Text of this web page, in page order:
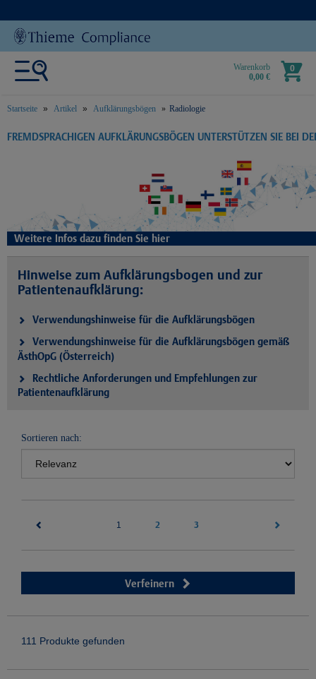
Warenkorb
0,00 €
0
Startseite Artikel Aufklärungsbögen Radiologie
text.skipToContent
text.skipToNavigation
FREMDSPRACHIGEN AUFKLÄRUNGSBÖGEN UNTERSTÜTZEN SIE BEI
Weitere Infos dazu finden Sie hier
Hinweise zum Aufklärungsbogen und zur
Patientenaufklärung:
Verwendungshinweise für die Aufklärungsbögen
Verwendungshinweise für die Aufklärungsbögen gemäß
ÄsthOpG (Österreich)
Rechtliche Anforderungen und Empfehlungen zur
Patientenaufklärung
Sortieren nach:
1 2 3
Verfeinern
111 Produkte gefunden